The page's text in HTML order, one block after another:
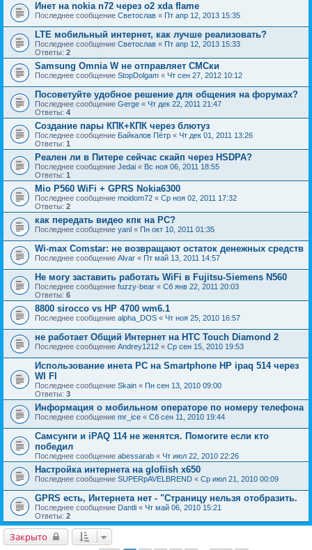
Инет на nokia n72 через o2 xda flame
Последнее сообщение Светослав « Пт апр 12, 2013 15:35
LTE мобильный интернет, как лучше реализовать?
Последнее сообщение Светослав « Пт апр 12, 2013 15:33
Ответы: 2
Samsung Omnia W не отправляет СМСки
Последнее сообщение StopDolgam « Чт сен 27, 2012 10:12
Посоветуйте удобное решение для общения на форумах?
Последнее сообщение Gerge « Чт дек 22, 2011 21:47
Ответы: 4
Создание пары КПК+КПК через блютуз
Последнее сообщение Байкалов Пётр « Чт дек 01, 2011 13:26
Ответы: 1
Реален ли в Питере сейчас скайп через HSDPA?
Последнее сообщение Jedai « Вс ноя 06, 2011 18:55
Ответы: 1
Mio P560 WiFi + GPRS Nokia6300
Последнее сообщение moidom72 « Ср ноя 02, 2011 17:32
Ответы: 2
как передать видео кпк на PC?
Последнее сообщение yanl « Пн окт 10, 2011 01:35
Wi-max Comstar: не возвращают остаток денежных средств
Последнее сообщение Alvar « Пт май 13, 2011 14:57
Не могу заставить работать WiFi в Fujitsu-Siemens N560
Последнее сообщение fuzzy-bear « Сб янв 22, 2011 20:03
Ответы: 6
8800 sirocco vs HP 4700 wm6.1
Последнее сообщение alpha_DOS « Чт ноя 25, 2010 16:57
не работает Общий Интернет на HTC Touch Diamond 2
Последнее сообщение Andrey1212 « Ср сен 15, 2010 19:53
Использование инета PC на Smartphone HP ipaq 514 через
WI FI
Последнее сообщение Skain « Пн сен 13, 2010 09:00
Ответы: 3
Информация о мобильном операторе по номеру телефона
Последнее сообщение mr_ice « Сб сен 11, 2010 19:44
Самсунги и iPAQ 114 не женятся. Помогите если кто
победил
Последнее сообщение abessarab « Чт июл 22, 2010 22:26
Настройка интернета на glofiish x650
Последнее сообщение SUPERpAVELBREND « Ср июл 21, 2010 00:09
GPRS есть, Интернета нет - "Страницу нельзя отобразить.
Последнее сообщение Dantli « Чт май 06, 2010 15:21
Ответы: 2
Закрыто